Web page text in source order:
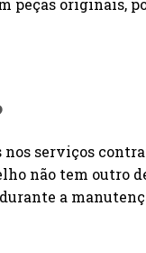
peças originais,
serviços
não tem outro
a